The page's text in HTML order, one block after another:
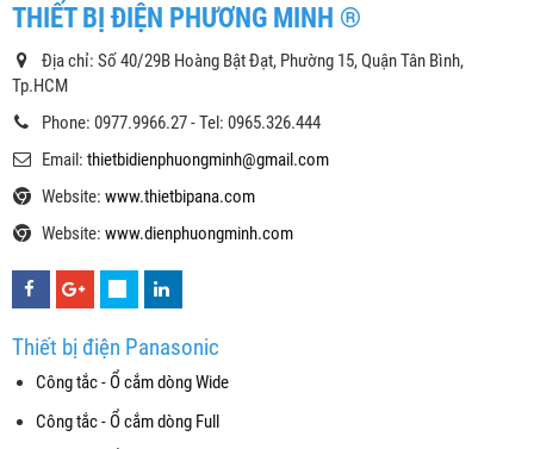
THIẾT BỊ ĐIỆN PHƯƠNG MINH ®
Địa chỉ: Số 40/29B Hoàng Bật Đạt, Phường 15, Quận Tân Bình,
Tp.HCM
Phone: 0977.9966.27 - Tel: 0965.326.444
Email: thietbidienphuongminh@gmail.com
Website: www.thietbipana.com
Website: www.dienphuongminh.com
Thiết bị điện Panasonic
Công tắc - Ổ cắm dòng Wide
Công tắc - Ổ cắm dòng Full